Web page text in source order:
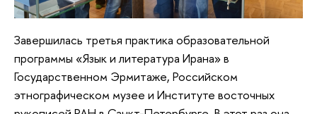
Завершилась третья практика образовательной
программы «Язык и литература Ирана» в
Государственном Эрмитаже, Российском
этнографическом музее и Институте восточных